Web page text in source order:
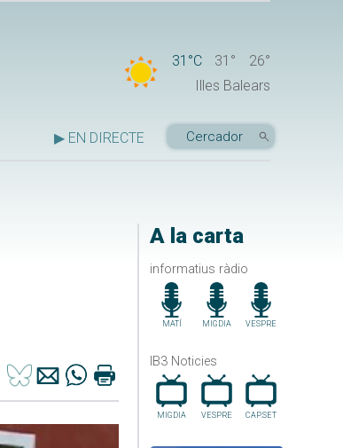
31°C 31°
26°
Illes Balears
▶ EN DIRECTE
A la carta
informatius ràdio
MATÍ MIGDIA VESPRE
IB3 Noticies
MIGDIA VESPRE CAP.SET